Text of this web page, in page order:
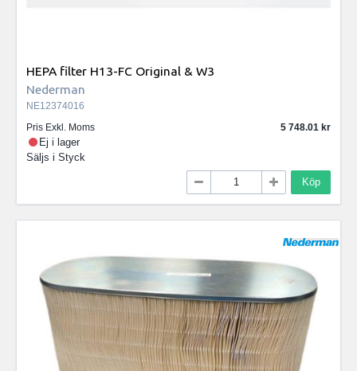
HEPA filter H13-FC Original & W3
Nederman
NE12374016
Pris Exkl. Moms
5 748.01
Ej i lager
Säljs i Styck
Köp